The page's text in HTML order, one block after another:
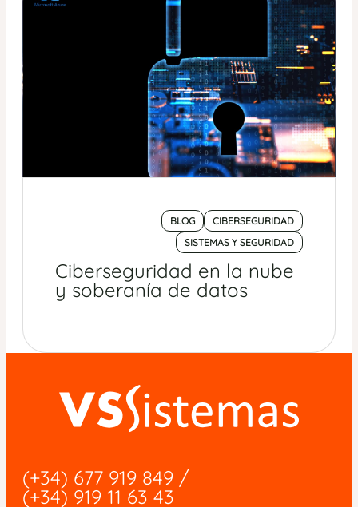
BLOG
CIBERSEGURIDAD
SISTEMAS Y SEGURIDAD
Ciberseguridad en la nube
y soberanía de datos
(+34) 677 919 849 /
(+34) 919 11 63 43